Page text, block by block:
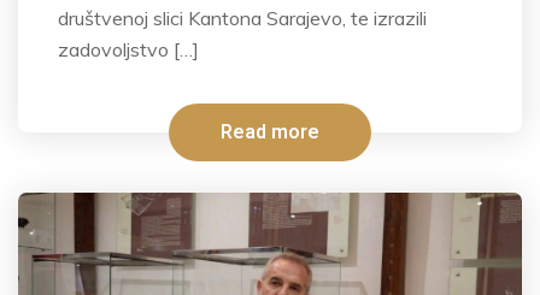
društvenoj slici Kantona Sarajevo, te izrazili
zadovoljstvo […]
Read more